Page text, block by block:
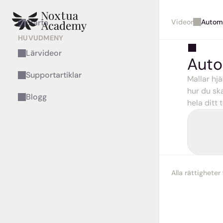
Starta
HUVUDMENY
Lärvideor
Supportartiklar
Blogg
Videor
Mallar
hur du
hela ditt
Alla rättigheter